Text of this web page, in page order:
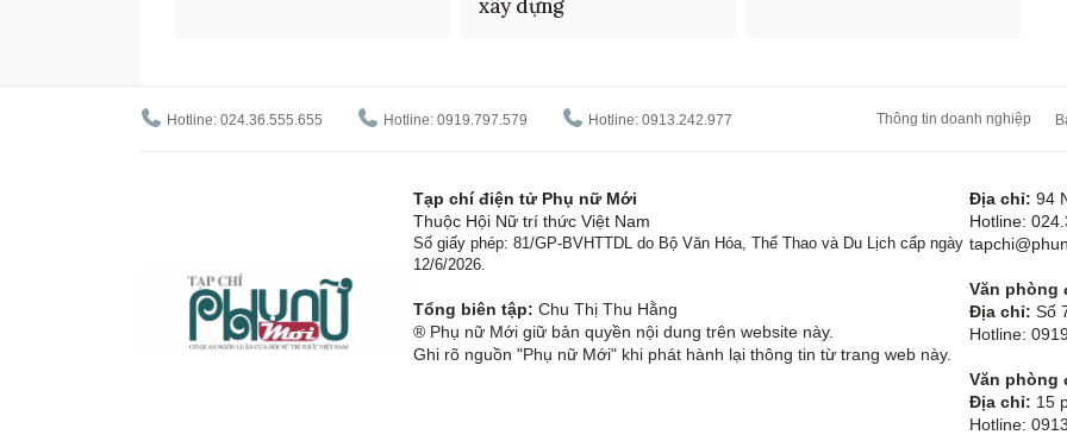
xây dựng
Hotline: 024.36.555.655 Hotline: 0919.797.579 Hotline: 0913.242.977 Thông tin doanh nghiệp
Tạp chí điện tử Phụ nữ Mới
Thuộc Hội Nữ trí thức Việt Nam
Số giấy phép: 81/GP-BVHTTDL do Bộ Văn Hóa, Thể Thao và Du Lịch cấp ngày
12/6/2026.
Tổng biên tập: Chu Thị Thu Hằng
® Phụ nữ Mới giữ bản quyền nội dung trên website này.
Ghi rõ nguồn "Phụ nữ Mới" khi phát hành lại thông tin từ trang web này.
Địa chỉ: 94
Hotline:
Văn phòng
Địa chỉ: Số
Hotline:
Văn phòng
Địa chỉ: 15
Hotline: